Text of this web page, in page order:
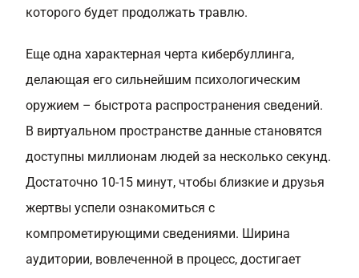
которого будет продолжать травлю.
Еще одна характерная черта кибербуллинга,
делающая его сильнейшим психологическим
оружием – быстрота распространения сведений.
В виртуальном пространстве данные становятся
доступны миллионам людей за несколько секунд.
Достаточно 10-15 минут, чтобы близкие и друзья
жертвы успели ознакомиться с
компрометирующими сведениями. Ширина
аудитории, вовлеченной в процесс, достигает